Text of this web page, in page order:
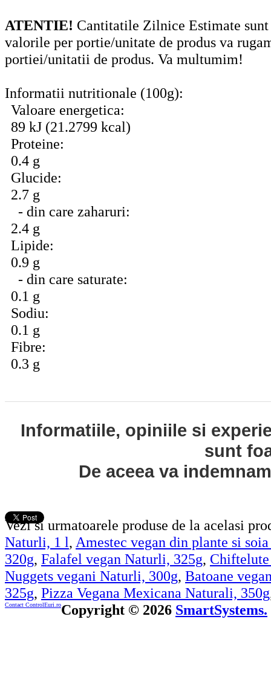
ATENTIE! Cantitatile Zilnice Estimate
valorile per portie/unitate de produs va
portiei/unitatii de produs. Va multumim!
Informatii nutritionale (100g):
Valoare energetica:
89 kJ (21.2799 kcal)
Proteine:
0.4 g
Glucide:
2.7 g
- din care zaharuri:
2.4 g
Lipide:
0.9 g
- din care saturate:
0.1 g
Sodiu:
0.1 g
Fibre:
0.3 g
Informatiile, opiniile si
sunt
De aceea va
Vezi si urmatoarele produse de la acelasi
Naturli, 1 l, Amestec vegan din plante si
320g, Falafel vegan Naturli, 325g,
Nuggets vegani Naturli, 300g, Batoane
325g, Pizza Vegana Mexicana Naturali, 350g
Contact ControlEuri.roCopyright © 2026 SmartSystems.